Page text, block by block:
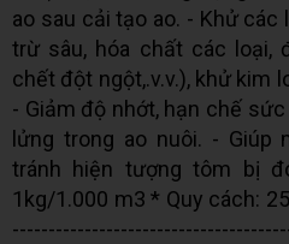
ao sau cải tạo ao. - Khử
trừ sâu, hóa chất các loại,
chết đột ngột,.v.v.), khử kim
- Giảm độ nhớt, hạn chế
lửng trong ao nuôi. - Giúp
tránh hiện tượng tôm bị
1kg/1.000 m3 * Quy cách: